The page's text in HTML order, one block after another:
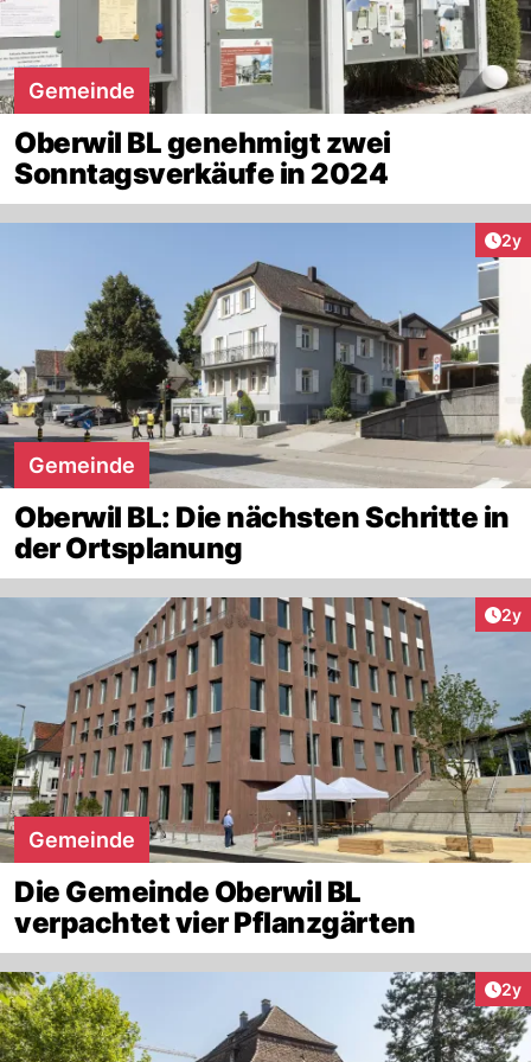
Gemeinde
Oberwil BL genehmigt zwei
Sonntagsverkäufe in 2024
2y
Gemeinde
Oberwil BL: Die nächsten Schritte in
der Ortsplanung
2y
Gemeinde
Die Gemeinde Oberwil BL
verpachtet vier Pflanzgärten
2y